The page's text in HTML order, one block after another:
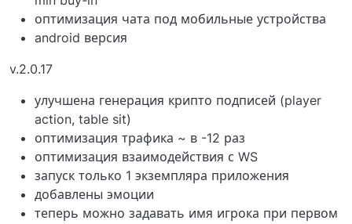
оптимизация чата под мобильные устройства
android версия
v.2.0.17
улучшена генерация крипто подписей (player
action, table sit)
оптимизация трафика ~ в -12 раз
оптимизация взаимодействия с WS
запуск только 1 экземпляра приложения
добавлены эмоции
теперь можно задавать имя игрока при первом